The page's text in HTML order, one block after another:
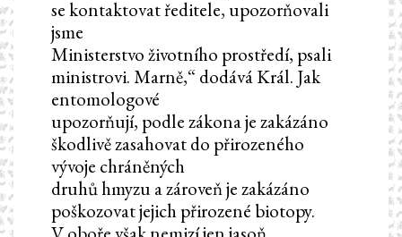
se kontaktovat ředitele, upozorňovali
jsme
Ministerstvo životního prostředí, psali
ministrovi. Marně,“ dodává Král. Jak
entomologové
upozorňují, podle zákona je zakázáno
škodlivě zasahovat do přirozeného
vývoje chráněných
druhů hmyzu a zároveň je zakázáno
poškozovat jejich přirozené biotopy.